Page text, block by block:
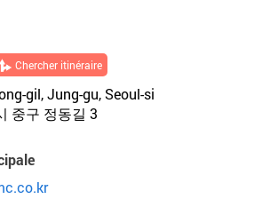
Chercher itinéraire
gil, Jung-gu, Seoul-si
중구 정동길 3